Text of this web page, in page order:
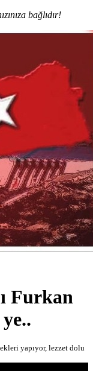
bağlıdır!
Furkan
yapıyor, lezzet dolu